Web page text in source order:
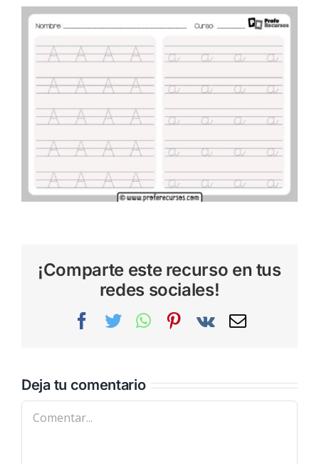
¡Comparte este recurso en tus
redes sociales!
Facebook
TwitterWhatsAppPinterest
Vk
Correo
Deja tu comentario
Comentar